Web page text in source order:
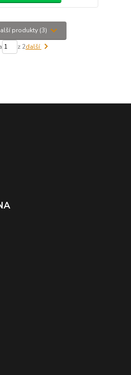
produkty (3)
z 2další